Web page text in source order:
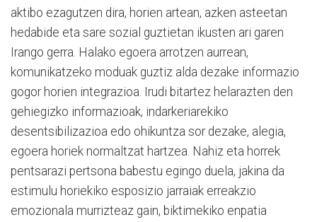
aktibo ezagutzen dira, horien artean, azken asteetan
hedabide eta sare sozial guztietan ikusten ari garen
Irango gerra. Halako egoera arrotzen aurrean,
komunikatzeko moduak guztiz alda dezake informazio
gogor horien integrazioa. Irudi bitartez helarazten den
gehiegizko informazioak, indarkeriarekiko
desentsibilizazioa edo ohikuntza sor dezake, alegia,
egoera horiek normaltzat hartzea. Nahiz eta horrek
pentsarazi pertsona babestu egingo duela, jakina da
estimulu horiekiko esposizio jarraiak erreakzio
emozionala murrizteaz gain, biktimekiko enpatia